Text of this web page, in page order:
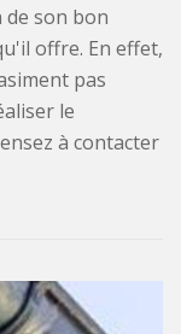
son bon
offre. En effet,
pas
le
à contacter